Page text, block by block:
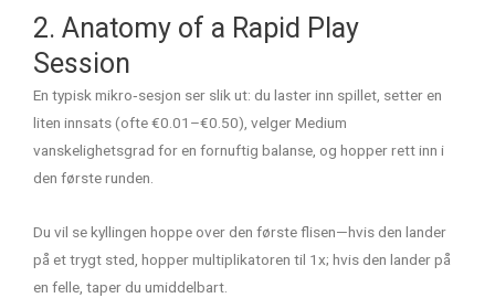
2. Anatomy of a Rapid Play
Session
En typisk mikro‑sesjon ser slik ut: du laster inn spillet, setter en
liten innsats (ofte €0.01–€0.50), velger Medium
vanskelighetsgrad for en fornuftig balanse, og hopper rett inn i
den første runden.
Du vil se kyllingen hoppe over den første flisen—hvis den lander
på et trygt sted, hopper multiplikatoren til 1x; hvis den lander på
en felle, taper du umiddelbart.